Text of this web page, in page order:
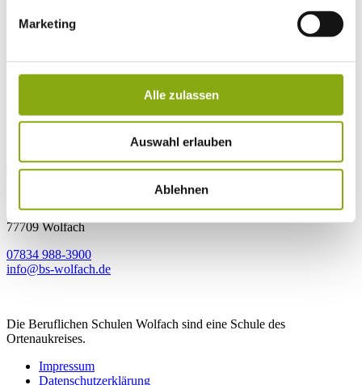
Marketing
Alle zulassen
Auswahl erlauben
Ablehnen
Leitbild der Schule
Eine offene Kommunikation aller am Schulleben Beteiligten
schafft Transparenz.
Berufliche Schulen Wolfach
Ostlandstraße 33
77709 Wolfach
07834 988-3900
info@bs-wolfach.de
Die Beruflichen Schulen Wolfach sind eine Schule des
Ortenaukreises.
Impressum
Datenschutz­erklärung